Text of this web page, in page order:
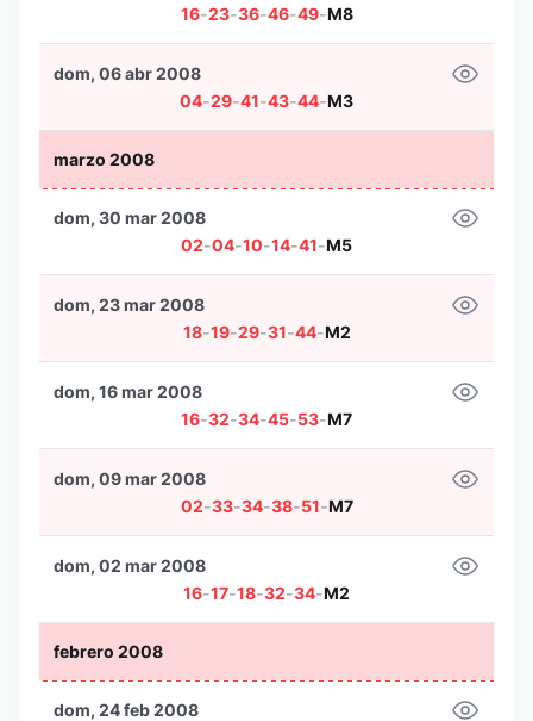
16-23-36-46-49-M8
04-29-41-43-44-M3
dom, 06 abr 2008
marzo 2008
02-04-10-14-41-M5
dom, 30 mar 2008
18-19-29-31-44-M2
dom, 23 mar 2008
16-32-34-45-53-M7
dom, 16 mar 2008
02-33-34-38-51-M7
dom, 09 mar 2008
16-17-18-32-34-M2
dom, 02 mar 2008
febrero 2008
dom, 24 feb 2008